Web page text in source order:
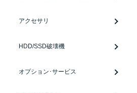
アクセサリ
HDD/SSD破壊機
オプション･サービス